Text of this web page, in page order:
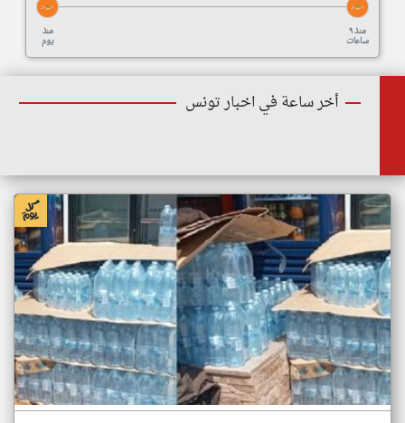
منذ
يوم
منذ ٩
ساعات
أخر ساعة في اخبار تونس